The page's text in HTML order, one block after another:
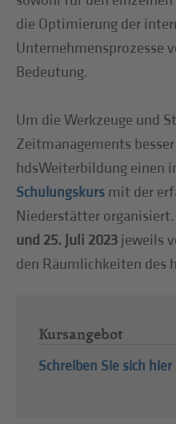
die Optimierung der
Unternehmensprozesse
Bedeutung.
Um die Werkzeuge und
Zeitmanagements
hdsWeiterbildung einen
Schulungskurs mit der
Niederstätter
und 25. Juli 2023 jeweils
den Räumlichkeiten des
Kursangebot
Schreiben Sie sich hier